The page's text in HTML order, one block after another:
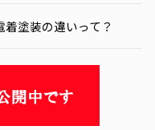
塗装の違いって？